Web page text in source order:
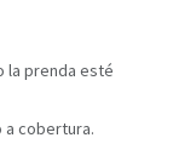
la prenda esté
a cobertura.